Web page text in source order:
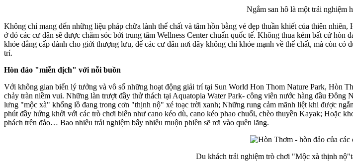
Ngắm san hô là một trải nghiệm
Không chỉ mang đến những liệu pháp chữa lành thể chất và tâm hồn bằng vẻ đẹp thuần khiết của thiên
ở đó các cư dân sẽ được chăm sóc bởi trung tâm Wellness Center chuẩn quốc tế. Không thua kém bất cứ
khỏe đẳng cấp dành cho giới thượng lưu, để các cư dân nơi đây không chỉ khỏe mạnh về thể chất, mà còn
trí.
Hòn đảo "miễn dịch" với nỗi buồn
Với không gian biển lý tưởng và vô số những hoạt động giải trí tại Sun World Hon Thom Nature Park, Hòn
chảy tràn niềm vui. Những làn trượt đầy thử thách tại Aquatopia Water Park- công viên nước hàng đầu
lưng "mộc xà" khổng lồ đang trong cơn "thịnh nộ" xé toạc trời xanh; Những rung cảm mãnh liệt khi được
phút đầy hứng khởi với các trò chơi biển như cano kéo dù, cano kéo phao chuối, chèo thuyền Kayak; Hoặc
phách trên đảo… Bao nhiêu trải nghiệm bấy nhiêu muộn phiền sẽ rơi vào quên lãng.
Du khách trải nghiệm trò chơi "Mộc xà thịnh